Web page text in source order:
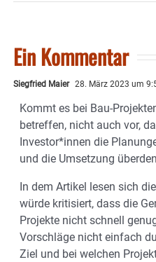
Ein Kommentar
Siegfried Maier 28. März 2023 um
Kommt es bei Bau-
betreffen, nicht auch vor,
Investor*innen die
und die Umsetzung
In dem Artikel lesen sich
würde kritisiert, dass die
Projekte nicht schnell
Vorschläge nicht einfach
Ziel und bei welchen